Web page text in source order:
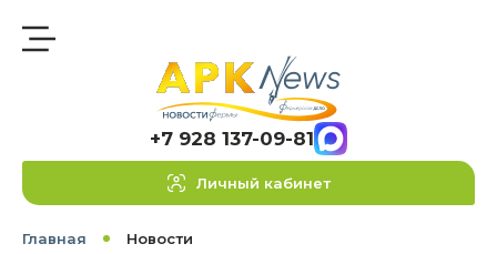
+7 928 137-09-81
Личный кабинет
Главная Новости